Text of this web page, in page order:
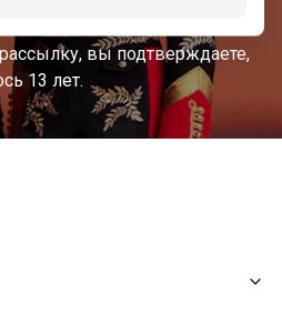
вы подтверждаете,
13 лет.